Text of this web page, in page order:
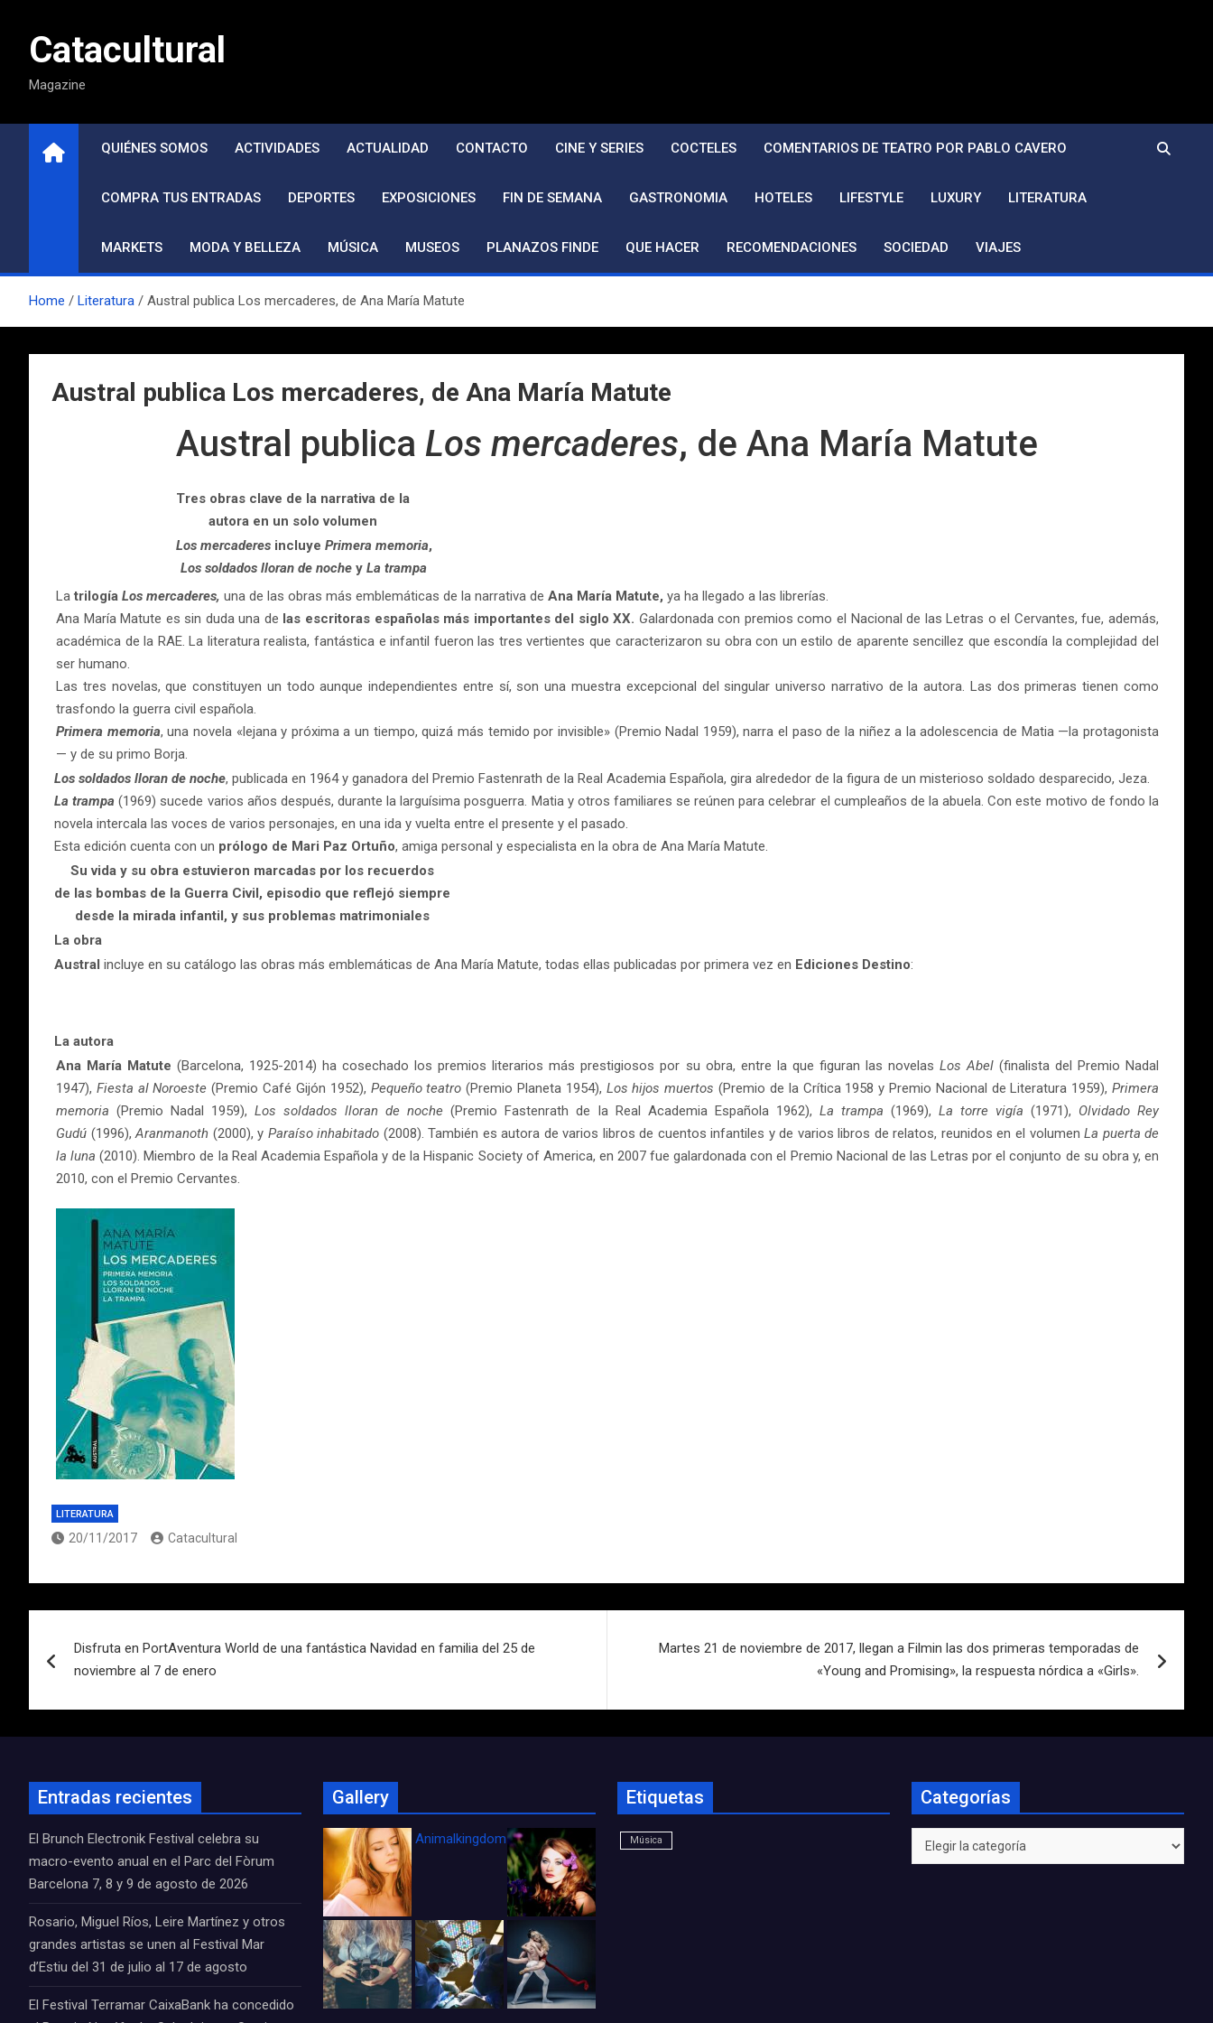
contenidoCatacultural
Magazine
QUIÉNES SOMOS ACTIVIDADES ACTUALIDAD CONTACTO CINE Y SERIES COCTELES COMENTARIOS DE TEATRO POR PABLO CAVERO
COMPRA TUS ENTRADAS DEPORTES EXPOSICIONES FIN DE SEMANA GASTRONOMIA HOTELES LIFESTYLE LUXURY LITERATURA
MARKETS MODA Y BELLEZA MÚSICA MUSEOS PLANAZOS FINDE QUE HACER RECOMENDACIONES SOCIEDAD VIAJES
Home Literatura Austral publica Los mercaderes, de Ana María Matute
Austral publica Los mercaderes, de Ana María Matute
Austral publica Los mercaderes, de Ana María Matute
Tres obras clave de la narrativa de la
autora en un solo volumen
Los mercaderesincluye Primera memoria,
Los soldados lloran de noche y La trampa
Latrilogía Los mercaderes, una de las obras más emblemáticas de la narrativa de Ana María Matute, ya ha llegado a las librerías.
Ana María Matute es sin duda una de las escritoras españolas más importantes del siglo XX. Galardonada con premios como el Nacional de las Letras o el Cervantes, fue, además,
académica de la RAE. La literatura realista, fantástica e infantil fueron las tres vertientes que caracterizaron su obra con un estilo de aparente sencillez que escondía la complejidad del
ser humano.
Las tres novelas, que constituyen un todo aunque independientes entre sí, son una muestra excepcional del singular universo narrativo de la autora. Las dos primeras tienen como
trasfondo la guerra civil española.
Primera memoria, una novela «lejana y próxima a un tiempo, quizá más temido por invisible» (Premio Nadal 1959), narra el paso de la niñez a la adolescencia de Matia —la protagonista
— y de su primo Borja.
Los soldados lloran de noche, publicada en 1964 y ganadora del Premio Fastenrath de la Real Academia Española, gira alrededor de la figura de un misterioso soldado desparecido, Jeza.
La trampa (1969) sucede varios años después, durante la larguísima posguerra. Matia y otros familiares se reúnen para celebrar el cumpleaños de la abuela. Con este motivo de fondo la
novela intercala las voces de varios personajes, en una ida y vuelta entre el presente y el pasado.
Esta edición cuenta con un prólogo de Mari Paz Ortuño, amiga personal y especialista en la obra de Ana María Matute.
Su vida y su obra estuvieron marcadas por los recuerdos
de las bombas de la Guerra Civil, episodio que reflejó siempre
desde la mirada infantil, y sus problemas matrimoniales
La obra
Austral incluye en su catálogo las obras más emblemáticas de Ana María Matute, todas ellas publicadas por primera vez en Ediciones Destino:
La autora
Ana María Matute (Barcelona, 1925-2014) ha cosechado los premios literarios más prestigiosos por su obra, entre la que figuran las novelas Los Abel (finalista del Premio Nadal
1947), Fiesta al Noroeste(Premio Café Gijón 1952), Pequeño teatro(Premio Planeta 1954), Los hijos muertos(Premio de la Crítica 1958 y Premio Nacional de Literatura 1959),Primera
memoria(Premio Nadal 1959), Los soldados lloran de noche(Premio Fastenrath de la Real Academia Española 1962), La trampa (1969), La torre vigía (1971), Olvidado Rey
Gudú (1996),Aranmanoth (2000), y Paraíso inhabitado (2008). También es autora de varios libros de cuentos infantiles y de varios libros de relatos, reunidos en el volumenLa puerta de
la luna(2010). Miembro de la Real Academia Española y de la Hispanic Society of America, en 2007 fue galardonada con el Premio Nacional de las Letras por el conjunto de su obra y, en
2010, con el Premio Cervantes.
LITERATURA
20/11/2017 Catacultural
de
entradas
Disfruta en PortAventura World de una fantástica Navidad en familia del 25 de
noviembre al 7 de enero
Martes 21 de noviembre de 2017, llegan a Filmin las dos primeras temporadas de
«Young and Promising», la respuesta nórdica a «Girls».
Entradas recientes
El Brunch Electronik Festival celebra su
macro-evento anual en el Parc del Fòrum
Barcelona 7, 8 y 9 de agosto de 2026
Rosario, Miguel Ríos, Leire Martínez y otros
grandes artistas se unen al Festival Mar
d’Estiu del 31 de julio al 17 de agosto
El Festival Terramar CaixaBank ha concedido
Gallery
Animalkingdom_FichaCine
Etiquetas
Música
Categorías
Categorías